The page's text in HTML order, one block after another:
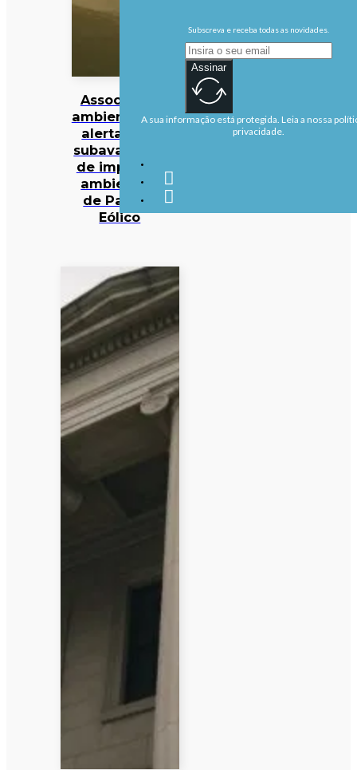
Associação
ambientalista
alerta para
subavaliação
de impactos
ambientais
de Parque
Eólico
Subscreva e receba todas as novidades.
Assinar
A sua informação está protegida. Leia a nossa
privacidade.